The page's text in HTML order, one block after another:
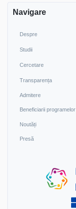
Navigare
Despre
Studii
Cercetare
Transparența
Admitere
Beneficiarii programelor
Noutăți
Presă